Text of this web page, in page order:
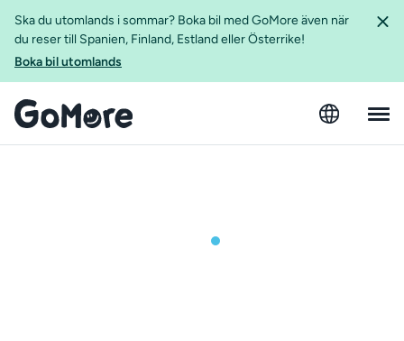
Ska du utomlands i sommar? Boka bil med GoMore även när
du reser till Spanien, Finland, Estland eller Österrike!
Boka bil utomlands